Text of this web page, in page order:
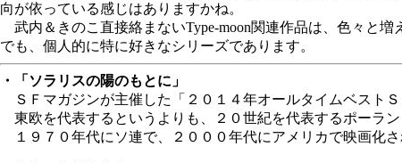
向が依っている感じはありますかね。
武内＆きのこ直接絡まないType-moon関連作品は、色々と
でも、個人的に特に好きなシリーズであります。
・「ソラリスの陽のもとに」
ＳＦマガジンが主催した「２０１４年オールタイムベスト
東欧を代表するというよりも、２０世紀を代表するポーラン
１９７０年代にソ連で、２０００年代にアメリカで映画化さ